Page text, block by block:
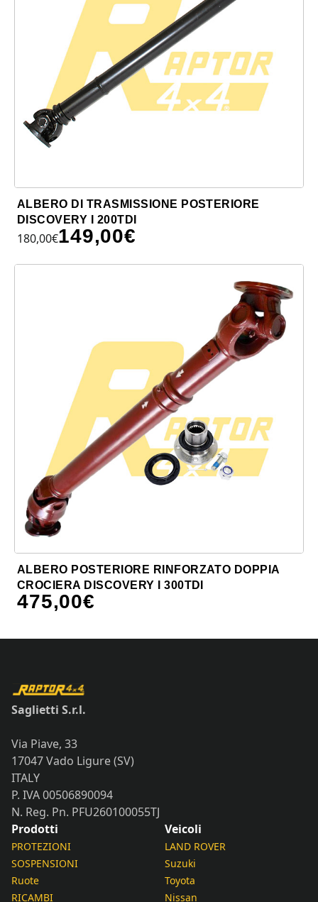
ALBERO DI TRASMISSIONE POSTERIORE
DISCOVERY I 200TDI
180,00€149,00€
ALBERO POSTERIORE RINFORZATO DOPPIA
CROCIERA DISCOVERY I 300TDI
475,00€
Saglietti S.r.l.
Via Piave, 33
17047 Vado Ligure (SV)
ITALY
P. IVA 00506890094
N. Reg. Pn. PFU260100055TJ
Prodotti
PROTEZIONI
SOSPENSIONI
Ruote
RICAMBI
Veicoli
LAND ROVER
Suzuki
Toyota
Nissan